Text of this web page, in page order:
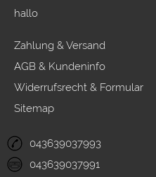
hallo
Zahlung & Versand
AGB & Kundeninfo
Widerrufsrecht & Formular
Sitemap
043639037993
043639037991